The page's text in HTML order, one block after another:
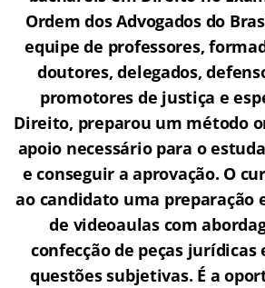
Ordem dos Advogados do
equipe de professores,
doutores, delegados,
promotores de justiça e
Direito, preparou um método
apoio necessário para o
e conseguir a aprovação. O
ao candidato uma preparação
de videoaulas com
confecção de peças jurídicas
questões subjetivas. É a